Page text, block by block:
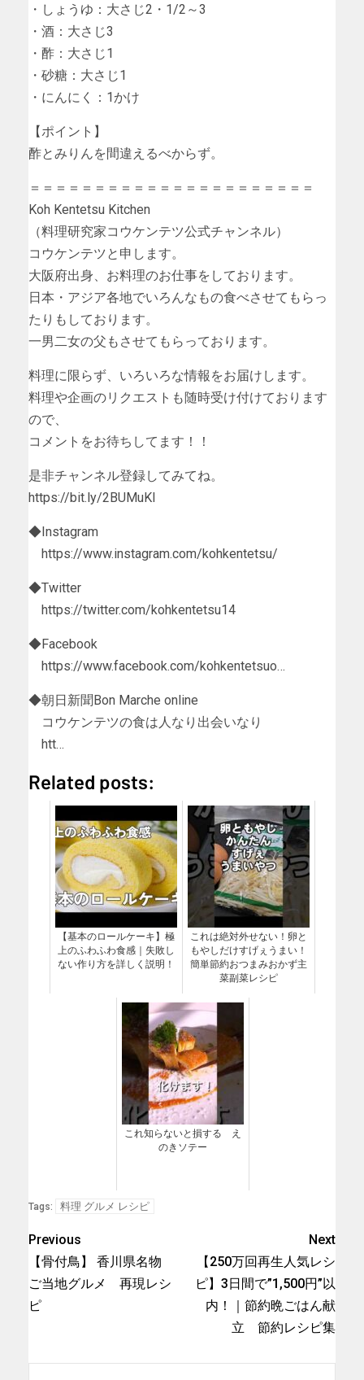
・しょうゆ：大さじ2・1/2～3
・酒：大さじ3
・酢：大さじ1
・砂糖：大さじ1
・にんにく：1かけ
【ポイント】
酢とみりんを間違えるべからず。
＝＝＝＝＝＝＝＝＝＝＝＝＝＝＝＝＝＝＝＝＝＝
Koh Kentetsu Kitchen
（料理研究家コウケンテツ公式チャンネル）
コウケンテツと申します。
大阪府出身、お料理のお仕事をしております。
日本・アジア各地でいろんなもの食べさせてもらっ
たりもしております。
一男二女の父もさせてもらっております。
料理に限らず、いろいろな情報をお届けします。
料理や企画のリクエストも随時受け付けております
ので、
コメントをお待ちしてます！！
是非チャンネル登録してみてね。
https://bit.ly/2BUMuKI
◆Instagram
https://www.instagram.com/kohkentetsu/
◆Twitter
https://twitter.com/kohkentetsu14
◆Facebook
https://www.facebook.com/kohkentetsuo…
◆朝日新聞Bon Marche online
コウケンテツの食は人なり出会いなり
htt…
Related posts:
【基本のロールケーキ】極
上のふわふわ食感｜失敗し
ない作り方を詳しく説明！
これは絶対外せない！卵と
もやしだけすげぇうまい！
簡単節約おつまみおかず主
菜副菜レシピ
これ知らないと損する え
のきソテー
Tags: 料理 グルメ レシピ
Previous
【骨付鳥】 香川県名物
ご当地グルメ 再現レシ
ピ
Next
【250万回再生人気レシ
ピ】3日間で”1,500円”以
内！｜節約晩ごはん献
立 節約レシピ集